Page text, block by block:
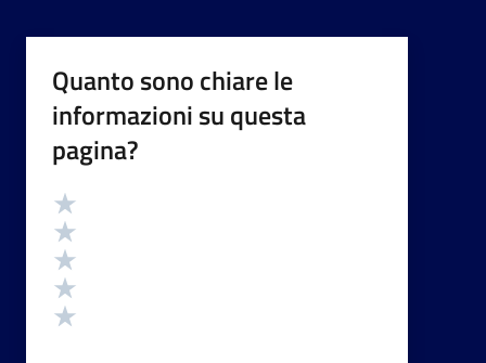
Quanto sono chiare le
informazioni su questa
pagina?
Valutazione